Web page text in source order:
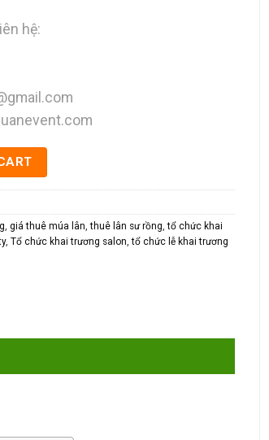
hệ:
,giá thuê múa lân,thuê lân sư rồng,tổ chức khai
,Tổ chức khai trương salon,tổ chức lễ khai trương